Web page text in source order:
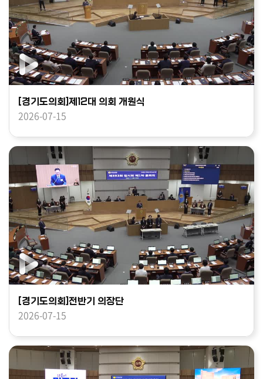
[경기도의회]제12대 의회 개원식
2026-07-15
[경기도의회]전반기 의장단
2026-07-15